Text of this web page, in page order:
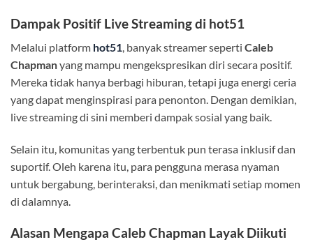
Dampak Positif Live Streaming di hot51
Melalui platform hot51, banyak streamer seperti Caleb
Chapmanyang mampu mengekspresikan diri secara positif.
Mereka tidak hanya berbagi hiburan, tetapi juga energi ceria
yang dapat menginspirasi para penonton. Dengan demikian,
live streaming di sini memberi dampak sosial yang baik.
Selain itu, komunitas yang terbentuk pun terasa inklusif dan
suportif. Oleh karena itu, para pengguna merasa nyaman
untuk bergabung, berinteraksi, dan menikmati setiap momen
di dalamnya.
Alasan Mengapa Caleb Chapman Layak Diikuti